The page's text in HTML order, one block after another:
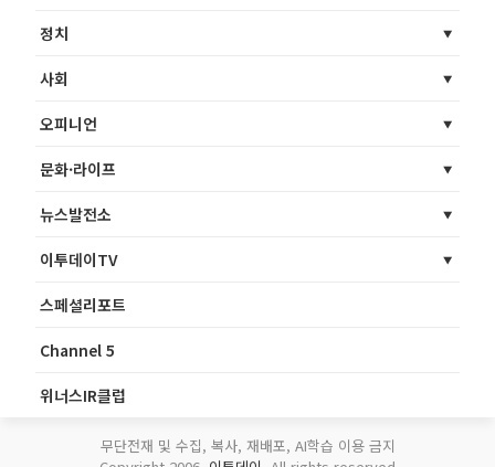
정치
사회
오피니언
문화·라이프
뉴스발전소
이투데이TV
스페셜리포트
Channel 5
위너스IR클럽
무단전재 및 수집, 복사, 재배포, AI학습 이용 금지